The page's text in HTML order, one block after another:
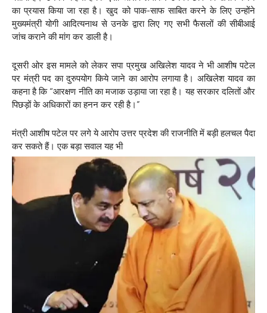
का प्रयास किया जा रहा है। खुद को पाक-साफ साबित करने के लिए उन्होंने
मुख्यमंत्री योगी आदित्यनाथ से उनके द्वारा लिए गए सभी फैसलों की सीबीआई
जांच कराने की मांग कर डाली है।
दूसरी ओर इस मामले को लेकर सपा प्रमुख अखिलेश यादव ने भी आशीष पटेल
पर मंत्री पद का दुरुपयोग किये जाने का आरोप लगाया है। अखिलेश यादव का
कहना है कि “आरक्षण नीति का मजाक उड़ाया जा रहा है। यह सरकार दलितों और
पिछड़ों के अधिकारों का हनन कर रही है।”
मंत्री आशीष पटेल पर लगे ये आरोप उत्तर प्रदेश की राजनीति में बड़ी हलचल पैदा
कर सकते हैं। एक बड़ा सवाल यह भी